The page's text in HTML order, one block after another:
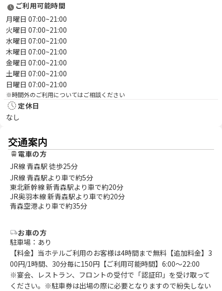
ご利用可能時間
月曜日 07:00~21:00
火曜日 07:00~21:00
水曜日 07:00~21:00
木曜日 07:00~21:00
金曜日 07:00~21:00
土曜日 07:00~21:00
日曜日 07:00~21:00
※時間外のご利用についてはご相談ください
定休日
なし
交通案内
電車の方
JR線 青森駅 徒歩25分
JR線 青森駅より車で約5分
東北新幹線 新青森駅より車で約20分
JR奥羽本線 新青森駅より車で約20分
青森空港より車で約35分
お車の方
駐車場：あり
【料金】当ホテルご利用のお客様は4時間まで無料【追加料金】3
00円/1時間、30分毎に150円【ご利用可能時間】6:00～22:00
※宴会、レストラン、フロントの受付で「認証印」を受け取って
ください。※駐車券は出場の際に必要となりますので紛失しない